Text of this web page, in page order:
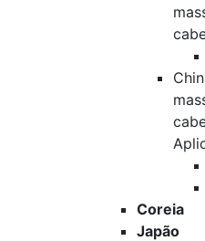
Coreia
Japão